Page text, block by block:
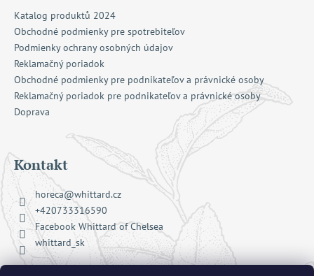
Katalog produktů 2024
Obchodné podmienky pre spotrebiteľov
Podmienky ochrany osobných údajov
Reklamačný poriadok
Obchodné podmienky pre podnikateľov a právnické osoby
Reklamačný poriadok pre podnikateľov a právnické osoby
Doprava
Kontakt
horeca@whittard.cz
+420733316590
Facebook Whittard of Chelsea
whittard_sk